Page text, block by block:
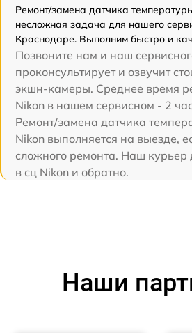
Ремонт/замена датчика
несложная задача для нашего
Краснодаре. Выполним быстро и
Позвоните нам и наш
проконсультирует и озвучит
экшн-камеры. Среднее время
Nikon в нашем сервисном - 2
Ремонт/замена датчика
Nikon выполняется на выезде,
сложного ремонта. Наш курьер
в сц Nikon и обратно.
Наши